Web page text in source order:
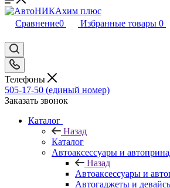
Сравнение0 Избранные товары 0
Телефоны
505-17-50 (единый номер)
Заказать звонок
Каталог
Назад
Каталог
Автоаксессуары и
Назад
Автоаксессуары и
Автогаджеты и